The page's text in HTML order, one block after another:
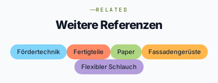
RELATED
Weitere Referenzen
Fördertechnik Fertigteile Paper
Fassadengerüste
Flexibler Schlauch